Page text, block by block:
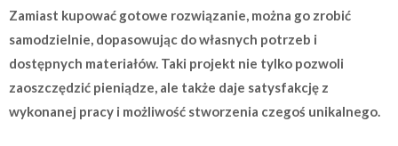
Zamiast kupować gotowe rozwiązanie, można go zrobić
samodzielnie, dopasowując do własnych potrzeb i
dostępnych materiałów. Taki projekt nie tylko pozwoli
zaoszczędzić pieniądze, ale także daje satysfakcję z
wykonanej pracy i możliwość stworzenia czegoś unikalnego.